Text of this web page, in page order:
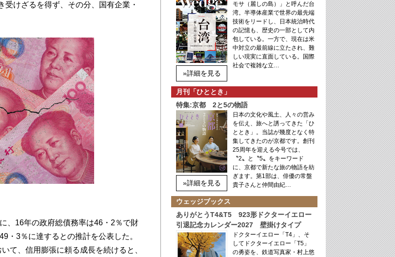
けざるを得ず、その分、国有企業・
、16年の政府総債務率は46・2％で財
・3％に達するとの推計を公表した。
て、信用膨張に頼る成長を続けると、
»詳細を見る
モサ（麗しの島）」と呼んだ台
湾。半導体産業で世界の最先端
技術をリードし、日本統治時代
の記憶も、歴史の一部として内
包している。一方で、現在は米
中対立の最前線に立たされ、難
しい現実に直面している。国際
社会で複雑な立…
月刊「ひととき」
特集:京都 2と5の物語
»詳細を見る
日本の文化や風土、人々の営み
を伝え、旅へと誘ってきた「ひ
ととき」。当誌が幾度となく特
集してきたのが京都です。創刊
25周年を迎える今号では、
〝2〟と〝5〟をキーワード
に、京都で新たな旅の物語を紡
ぎます。第1部は、俳優の常盤
貴子さんと仲間由紀…
ウェッジブックス
ありがとうT4&T5 923形ドクターイエロー
引退記念カレンダー2027 壁掛けタイプ
ドクターイエロー「T4」、そ
してドクターイエロー「T5」
の勇姿を、鉄道写真家・村上悠